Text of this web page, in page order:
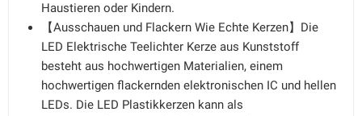
Haustieren oder Kindern.
【Ausschauen und Flackern Wie Echte Kerzen】Die
LED Elektrische Teelichter Kerze aus Kunststoff
besteht aus hochwertigen Materialien, einem
hochwertigen flackernden elektronischen IC und hellen
LEDs. Die LED Plastikkerzen kann als